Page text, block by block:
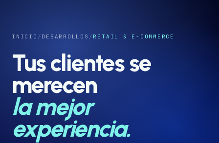
Industrias →
Desarrollos →
Capacidades
INICIO / DESARROLLOS / RETAIL & E-COMMERCE
Tus clientes se
merecen
la mejor
experiencia.